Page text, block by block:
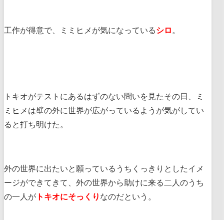
工作が得意で、ミミヒメが気になっているシロ 。
トキオがテストにあるはずのない問いを見たその日、ミ
ミヒメは壁の外に世界が広がっているようが気がしてい
ると打ち明けた。
外の世界に出たいと願っているうちくっきりとしたイメ
ージができてきて、外の世界から助けに来る二人のうち
の一人が トキオにそっくり なのだという。